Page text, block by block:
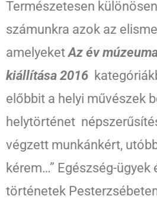
Természetesen
számunkra azok az
amelyeketAz év
kiállítása 2016
előbbit a helyi művészek
helytörténet
végzett munkánkért,
kérem…” Egészség-ügyek
történetek